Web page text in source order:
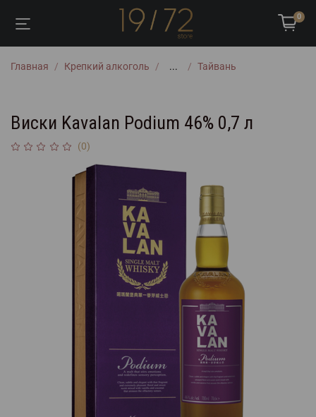
0
Главная Крепкий алкоголь ... Тайвань
Виски Kavalan Podium 46% 0,7 л
(0)